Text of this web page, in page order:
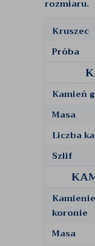
rozmiaru.
Kruszec
Próba
Kamień
Masa
Liczba
Szlif
koronie
Masa